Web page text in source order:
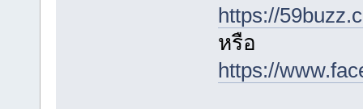
https://
หรือ
https://